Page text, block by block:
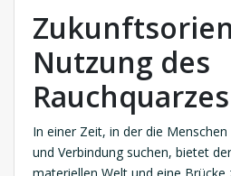
Nutzung des
Rauchquarzes
In einer Zeit, in der die
und Verbindung suchen, bietet